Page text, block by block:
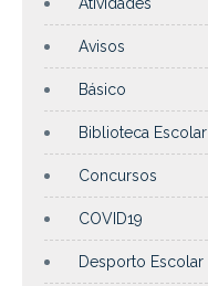
Avisos
Básico
Biblioteca Escolar
Concursos
COVID19
Desporto Escolar